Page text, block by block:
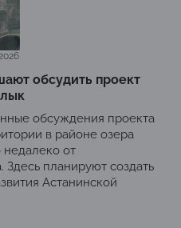
обсудить проект
обсуждения проекта
в районе озера
от
планируют создать
Астанинской